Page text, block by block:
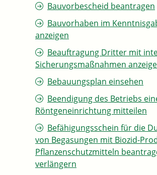
Bauvorbescheid beantragen
Bauvorhaben im
anzeigen
Beauftragung Dritter mit
Sicherungsmaßnahmen
Bebauungsplan einsehen
Beendigung des Betriebs
Röntgeneinrichtung mitteilen
Befähigungsschein für die
von Begasungen mit Biozid-
Pflanzenschutzmitteln
verlängern